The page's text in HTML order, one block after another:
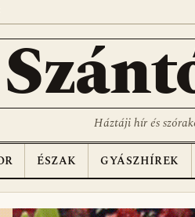
Háztáji hír és
ÉSZAK GYÁSZHÍREK